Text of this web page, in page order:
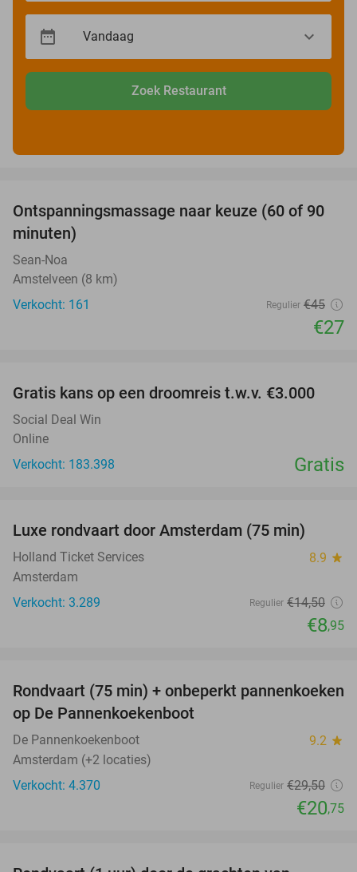
Zoek Restaurant
40%
Ontspanningsmassage naar keuze (60 of 90
minuten)
Sean-Noa
Amstelveen (8 km)
Verkocht: 161
Regulier €45
€27
Gratis kans op een droomreis t.w.v. €3.000
Social Deal Win
Online
Verkocht: 183.398
Gratis
Luxe rondvaart door Amsterdam (75 min)
Holland Ticket Services 8.9 star
Amsterdam
Verkocht: 3.289
Regulier €14,50
€8,95
30%
Rondvaart (75 min) + onbeperkt pannenkoeken
op De Pannenkoekenboot
De Pannenkoekenboot 9.2 star
Amsterdam (+2 locaties)
Verkocht: 4.370
Regulier €29,50
€20,75